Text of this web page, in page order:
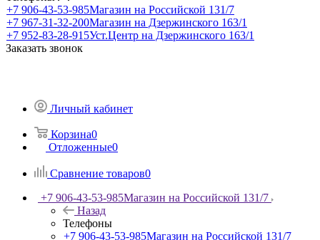
+7 906-43-53-985Магазин на Российской 131/7
+7 967-31-32-200Магазин на Дзержинского 163/1
+7 952-83-28-915Уст.Центр на Дзержинского 163/1
Заказать звонок
Личный кабинет
Корзина0
Отложенные0
Сравнение товаров0
+7 906-43-53-985Магазин на Российской 131/7
Назад
Телефоны
+7 906-43-53-985Магазин на Российской 131/7